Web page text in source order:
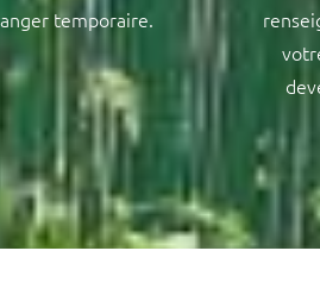
temporaire.